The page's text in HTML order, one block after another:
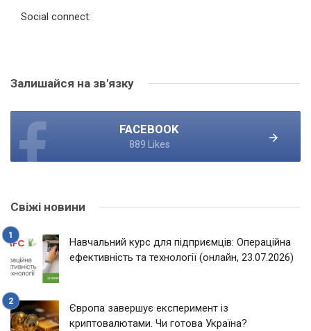
Social connect:
Залишайся на зв'язку
FACEBOOK
889 Likes
Свіжі новини
Навчальний курс для підприємців: Операційна
ефективність та технології (онлайн, 23.07.2026)
Європа завершує експеримент із
криптовалютами. Чи готова Україна?